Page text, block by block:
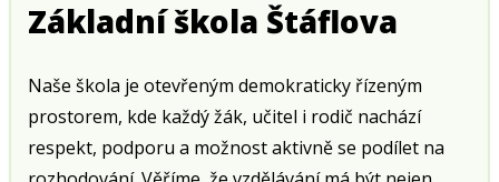
Základní škola Štáflova
Naše škola je otevřeným demokraticky řízeným
prostorem, kde každý žák, učitel i rodič nachází
respekt, podporu a možnost aktivně se podílet na